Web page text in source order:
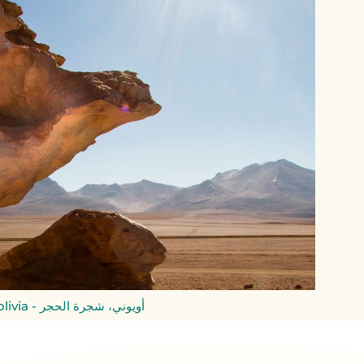
أويوني، شجرة الحجر - Viceministerio de Turismo Bolivia